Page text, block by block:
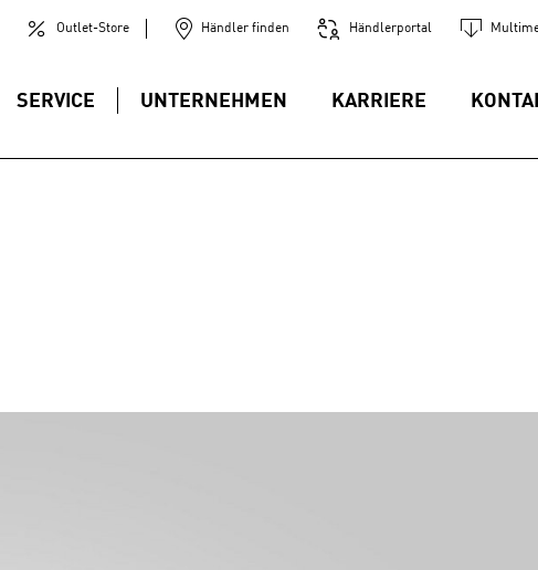
Outlet-Store Händler finden Händlerportal
SERVICE UNTERNEHMEN KARRIERE